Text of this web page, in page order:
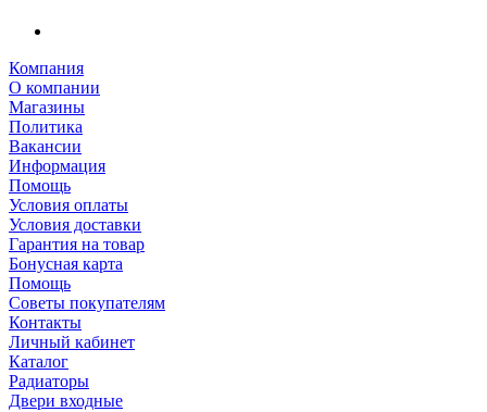
Компания
О компании
Магазины
Политика
Вакансии
Информация
Помощь
Условия оплаты
Условия доставки
Гарантия на товар
Бонусная карта
Помощь
Советы покупателям
Контакты
Личный кабинет
Каталог
Радиаторы
Двери входные